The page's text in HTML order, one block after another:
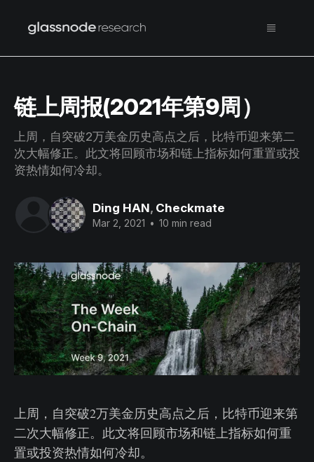
链上周报(2021年第9周）
上周，自突破2万美金历史高点之后，比特币迎来第二
次大幅修正。此文将回顾市场和链上指标如何重置或投
资热情如何冷却。
Ding HAN, Checkmate
Mar 2, 2021 • 10 min read
上周，自突破2万美金历史高点之后，比特币迎来第
二次大幅修正。此文将回顾市场和链上指标如何重
置或投资热情如何冷却。